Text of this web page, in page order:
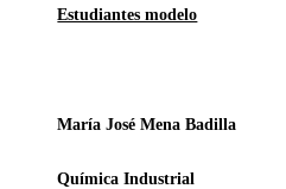
Estudiantes modelo
María José Mena Badilla
Química Industrial